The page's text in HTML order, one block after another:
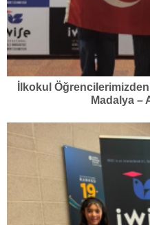
İlkokul
Madalya –